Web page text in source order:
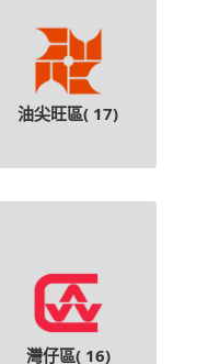
油尖旺區( 17)
灣仔區( 16)